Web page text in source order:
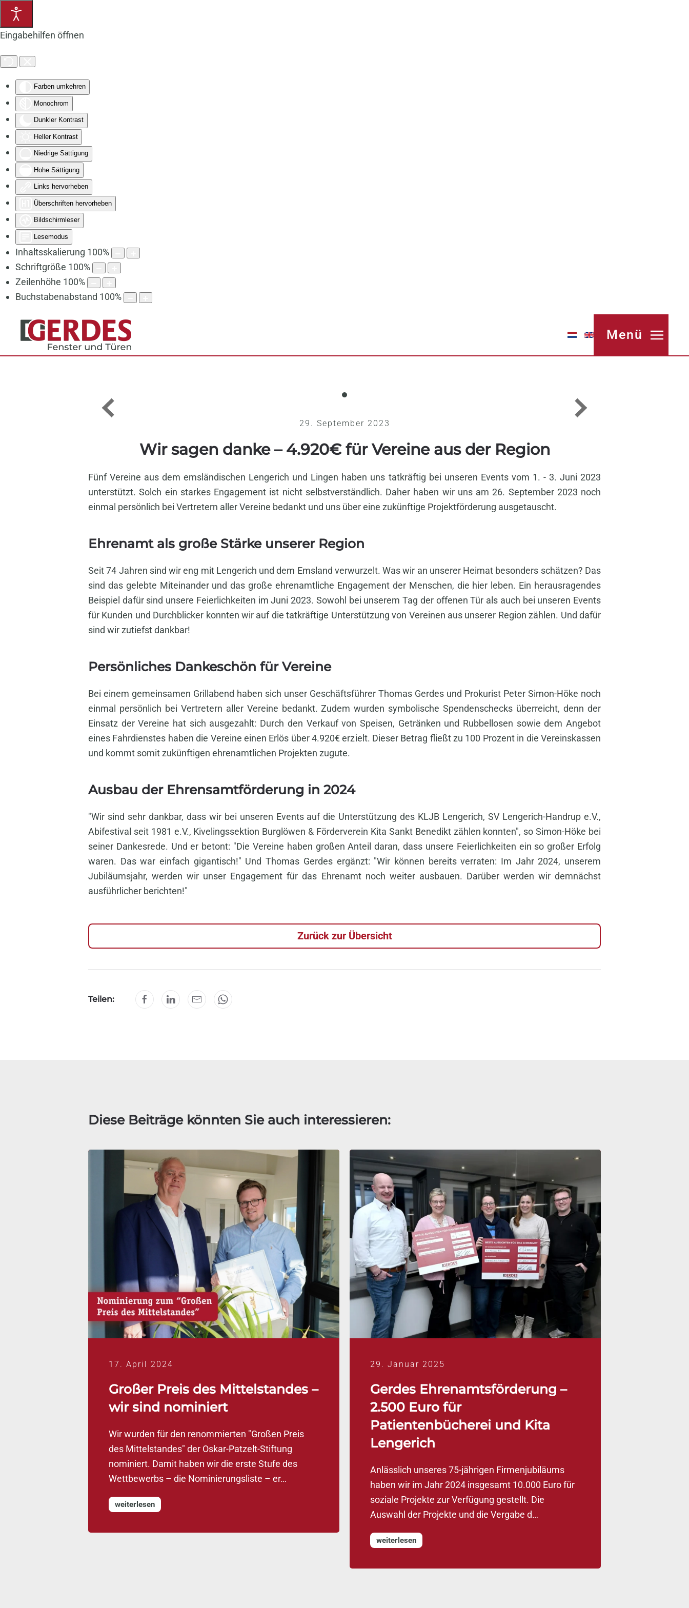
Eingabehilfen öffnen
Farben umkehren
Monochrom
Dunkler Kontrast
Heller Kontrast
Niedrige Sättigung
Hohe Sättigung
Links hervorheben
Überschriften hervorheben
Bildschirmleser
Lesemodus
Inhaltsskalierung 100%
Schriftgröße 100%
Zeilenhöhe 100%
Buchstabenabstand 100%
Zum Hauptinhalt springen
Menü
29. September 2023
Wir sagen danke – 4.920€ für Vereine aus der Region
Fünf Vereine aus dem emsländischen Lengerich und Lingen haben uns tatkräftig bei unseren Events vom 1. - 3. Juni 2023
unterstützt. Solch ein starkes Engagement ist nicht selbstverständlich. Daher haben wir uns am 26. September 2023 noch
einmal persönlich bei Vertretern aller Vereine bedankt und uns über eine zukünftige Projektförderung ausgetauscht.
Ehrenamt als große Stärke unserer Region
Seit 74 Jahren sind wir eng mit Lengerich und dem Emsland verwurzelt. Was wir an unserer Heimat besonders schätzen? Das
sind das gelebte Miteinander und das große ehrenamtliche Engagement der Menschen, die hier leben. Ein herausragendes
Beispiel dafür sind unsere Feierlichkeiten im Juni 2023. Sowohl bei unserem Tag der offenen Tür als auch bei unseren Events
für Kunden und Durchblicker konnten wir auf die tatkräftige Unterstützung von Vereinen aus unserer Region zählen. Und dafür
sind wir zutiefst dankbar!
Persönliches Dankeschön für Vereine
Bei einem gemeinsamen Grillabend haben sich unser Geschäftsführer Thomas Gerdes und Prokurist Peter Simon-Höke noch
einmal persönlich bei Vertretern aller Vereine bedankt. Zudem wurden symbolische Spendenschecks überreicht, denn der
Einsatz der Vereine hat sich ausgezahlt: Durch den Verkauf von Speisen, Getränken und Rubbellosen sowie dem Angebot
eines Fahrdienstes haben die Vereine einen Erlös über 4.920€ erzielt. Dieser Betrag fließt zu 100 Prozent in die Vereinskassen
und kommt somit zukünftigen ehrenamtlichen Projekten zugute.
Ausbau der Ehrensamtförderung in 2024
"Wir sind sehr dankbar, dass wir bei unseren Events auf die Unterstützung des KLJB Lengerich, SV Lengerich-Handrup e.V.,
Abifestival seit 1981 e.V., Kivelingssektion Burglöwen & Förderverein Kita Sankt Benedikt zählen konnten", so Simon-Höke bei
seiner Dankesrede. Und er betont: "Die Vereine haben großen Anteil daran, dass unsere Feierlichkeiten ein so großer Erfolg
waren. Das war einfach gigantisch!" Und Thomas Gerdes ergänzt: "Wir können bereits verraten: Im Jahr 2024, unserem
Jubiläumsjahr, werden wir unser Engagement für das Ehrenamt noch weiter ausbauen. Darüber werden wir demnächst
ausführlicher berichten!"
Zurück zur Übersicht
Teilen:
Diese Beiträge könnten Sie auch interessieren:
17. April 2024
Großer Preis des Mittelstandes –
wir sind nominiert
Wir wurden für den renommierten "Großen Preis
des Mittelstandes" der Oskar-Patzelt-Stiftung
nominiert. Damit haben wir die erste Stufe des
Wettbewerbs – die Nominierungsliste – er…
weiterlesen
29. Januar 2025
Gerdes Ehrenamtsförderung –
2.500 Euro für
Patientenbücherei und Kita
Lengerich
Anlässlich unseres 75-jährigen Firmenjubiläums
haben wir im Jahr 2024 insgesamt 10.000 Euro für
soziale Projekte zur Verfügung gestellt. Die
Auswahl der Projekte und die Vergabe d…
weiterlesen